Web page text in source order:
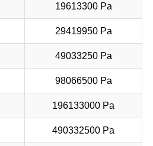
19613300 Pa
29419950 Pa
49033250 Pa
98066500 Pa
196133000 Pa
490332500 Pa